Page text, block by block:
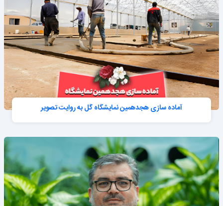
آماده سازی هجدهمین نمایشگاه گل به روایت تصویر